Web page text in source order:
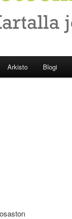
Arkisto Blogi